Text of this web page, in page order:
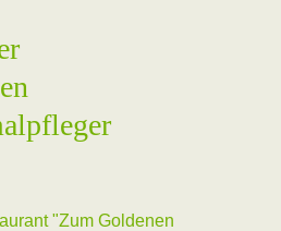
"Zum Goldenen